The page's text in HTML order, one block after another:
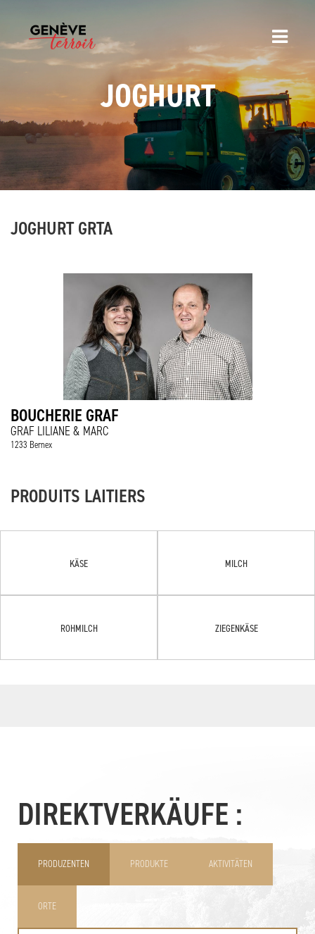
JOGHURT
JOGHURT GRTA
BOUCHERIE GRAF
GRAF LILIANE & MARC
1233 Bernex
PRODUITS LAITIERS
KÄSE MILCH
ROHMILCH ZIEGENKÄSE
DIREKTVERKÄUFE :
PRODUZENTEN PRODUKTE AKTIVITÄTEN
ORTE